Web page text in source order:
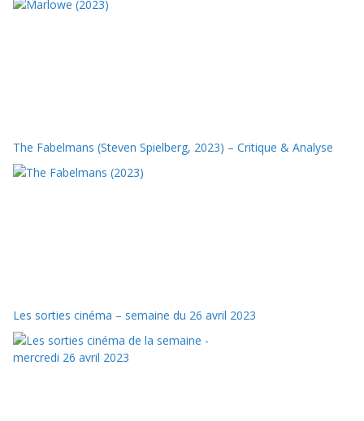
The Fabelmans (Steven Spielberg, 2023) – Critique & Analyse
Les sorties cinéma – semaine du 26 avril 2023